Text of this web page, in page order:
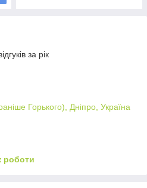
за рік
Горького), Дніпро, Україна
роботи